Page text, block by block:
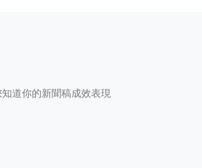
道你的新聞稿成效表現